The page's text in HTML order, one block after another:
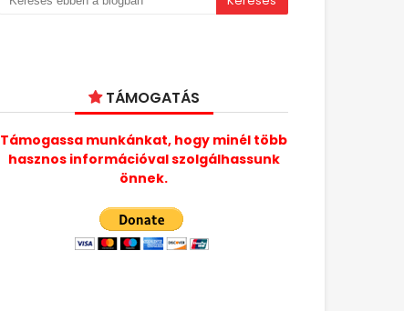
TÁMOGATÁS
Támogassa munkánkat, hogy minél több
hasznos információval szolgálhassunk
önnek.